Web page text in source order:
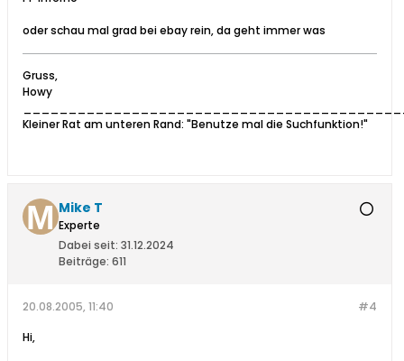
oder schau mal grad bei ebay rein, da geht immer was
Gruss,
Howy
Kleiner Rat am unteren Rand: "Benutze mal die Suchfunktion!"
Mike T
Experte
Dabei seit: 31.12.2024
Beiträge: 611
#4
20.08.2005, 11:40
Hi,